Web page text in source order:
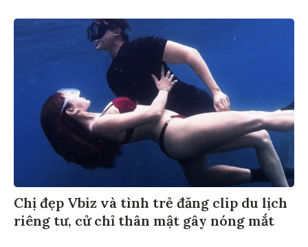
Chị đẹp Vbiz và tình trẻ đăng clip du lịch
riêng tư, cử chỉ thân mật gây nóng mắt